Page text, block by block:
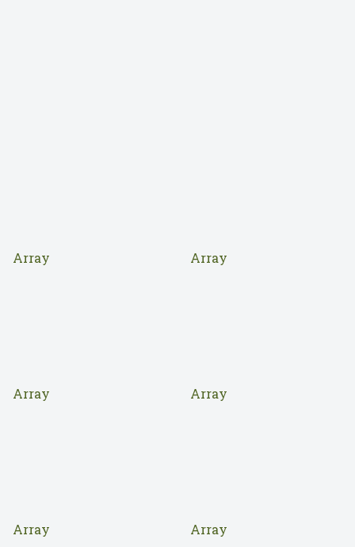
Array Array
Array Array
Array Array